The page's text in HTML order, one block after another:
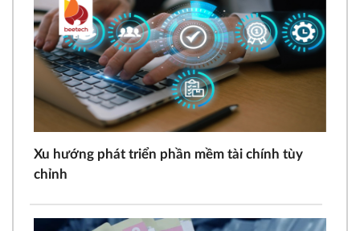
Xu hướng phát triển phần mềm tài chính tùy
chỉnh